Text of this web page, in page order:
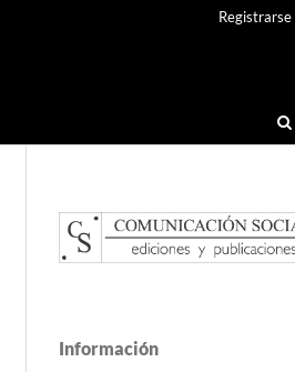
Registrarse
Información